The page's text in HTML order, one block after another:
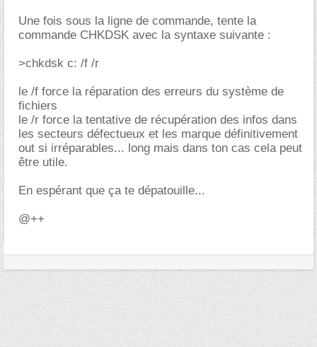
Une fois sous la ligne de commande, tente la
commande CHKDSK avec la syntaxe suivante :
>chkdsk c: /f /r
le /f force la réparation des erreurs du système de
fichiers
le /r force la tentative de récupération des infos dans
les secteurs défectueux et les marque définitivement
out si irréparables... long mais dans ton cas cela peut
être utile.
En espérant que ça te dépatouille...
@++